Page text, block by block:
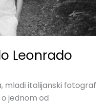
Leonrado
mladi italijanski fotograf
jednom od